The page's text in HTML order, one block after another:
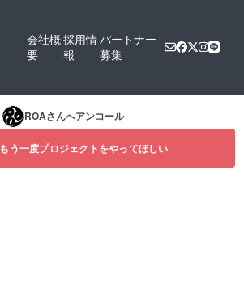
会社概
要
採用情
報
パートナー
募集
ROAさんへアンコール
もう一度プロジェクトをやってほしい